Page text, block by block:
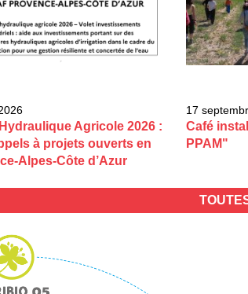
Agricole 2026 :
à projets ouverts en
Alpes-Côte d’Azur
17
Café
PPAM"